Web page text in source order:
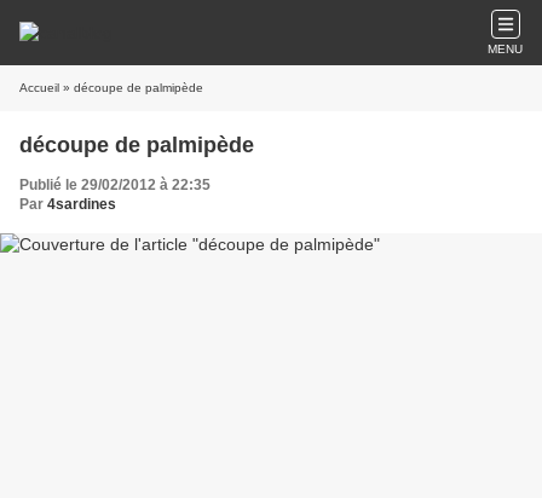
MENU
Accueil » découpe de palmipède
découpe de palmipède
Publié le 29/02/2012 à 22:35
Par 4sardines